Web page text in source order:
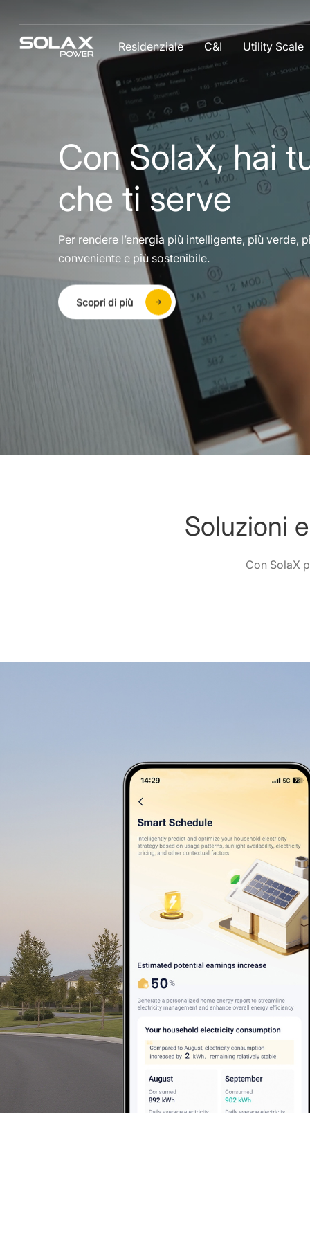
Residenziale C&I Utility Scale
Con SolaX, hai
che ti serve
Per rendere l’energia più intelligente, più verde,
conveniente e più sostenibile.
Scopri di più
Soluzioni
Con SolaX